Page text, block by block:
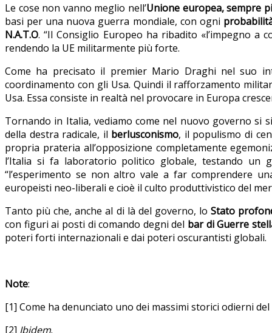
Le cose non vanno meglio nell’Unione europea, sempre
basi per una nuova guerra mondiale, con ogni
N.A.T.O. “Il Consiglio Europeo ha ribadito «l’impegno a
rendendo la UE militarmente più forte.
Come ha precisato il premier Mario Draghi nel suo
coordinamento con gli Usa. Quindi il rafforzamento
Usa. Essa consiste in realtà nel provocare in Europa
Tornando in Italia, vediamo come nel nuovo governo si
della destra radicale, il berlusconismo, il populismo di
propria prateria all’opposizione completamente
l’Italia si fa laboratorio politico globale, testando un
“l’esperimento se non altro vale a far comprendere
europeisti neo-liberali e cioè il culto produttivistico del
Tanto più che, anche al di là del governo, loStato
con figuri ai posti di comando degni del bar di Guerre
poteri forti internazionali e dai poteri oscurantisti globali.
Note:
[1] Come ha denunciato uno dei massimi storici odierni
[2] Ibidem.